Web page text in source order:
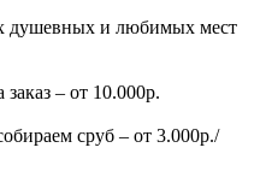
душевных и любимых мест
– от 10.000р.
сруб – от 3.000р./